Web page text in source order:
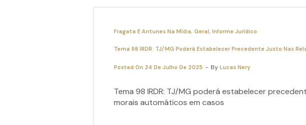
Fragata E Antunes Na Mídia Geral Informe Jurídico
Tema 98 IRDR: TJ/MG Poderá Estabelecer Precedente Justo Nas
Posted On 24 De Julho De 2025 By Lucas Nery
Tema 98 IRDR: TJ/MG poderá estabelecer
morais automáticos em casos